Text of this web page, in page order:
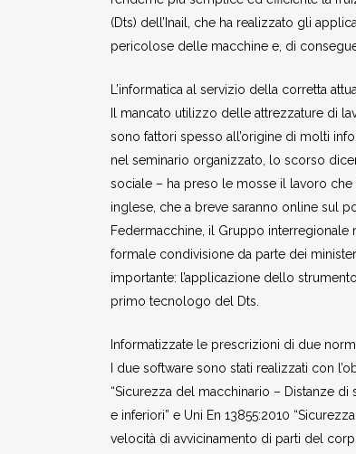
(Dts) dell’Inail, che ha realizzato gli
pericolose delle macchine e, di
L’informatica al servizio della corretta
Il mancato utilizzo delle attrezzature di
sono fattori spesso all’origine di molti
nel seminario organizzato, lo scorso
sociale – ha preso le mosse il lavoro che
inglese, che a breve saranno online sul
Federmacchine, il Gruppo interregionale
formale condivisione da parte dei
importante: l’applicazione dello
primo tecnologo del Dts.
Informatizzate le prescrizioni di due
I due software sono stati realizzati con
“Sicurezza del macchinario – Distanze
e inferiori” e Uni En 13855:2010
velocità di avvicinamento di parti del